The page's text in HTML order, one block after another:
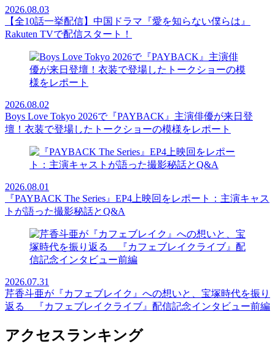
2026.08.03
【全10話一挙配信】中国ドラマ『愛を知らない僕らは』
Rakuten TVで配信スタート！
2026.08.02
Boys Love Tokyo 2026で『PAYBACK』主演俳優が来日登
壇！衣装で登場したトークショーの模様をレポート
2026.08.01
『PAYBACK The Series』EP4上映回をレポート：主演キャス
トが語った撮影秘話とQ&A
2026.07.31
芹香斗亜が『カフェブレイク』への想いと、宝塚時代を振り
返る 『カフェブレイクライブ』配信記念インタビュー前編
アクセスランキング